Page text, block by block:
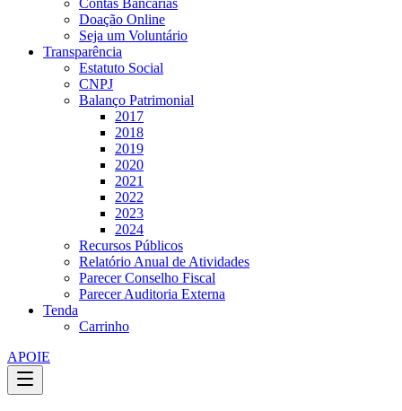
Contas Bancárias
Doação Online
Seja um Voluntário
Transparência
Estatuto Social
CNPJ
Balanço Patrimonial
2017
2018
2019
2020
2021
2022
2023
2024
Recursos Públicos
Relatório Anual de Atividades
Parecer Conselho Fiscal
Parecer Auditoria Externa
Tenda
Carrinho
APOIE